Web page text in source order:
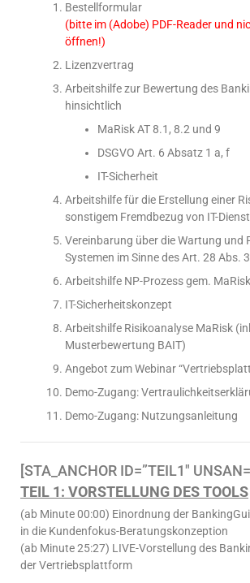
Bestellformular
(bitte im (Adobe) PDF-Reader und
öffnen!)
Lizenzvertrag
Arbeitshilfe zur Bewertung des
hinsichtlich
MaRisk AT 8.1, 8.2 und 9
DSGVO Art. 6 Absatz 1 a, f
IT-Sicherheit
Arbeitshilfe für die Erstellung einer
sonstigem Fremdbezug von IT-
Vereinbarung über die Wartung und
Systemen im Sinne des Art. 28 Abs. 3
Arbeitshilfe NP-Prozess gem.
IT-Sicherheitskonzept
Arbeitshilfe Risikoanalyse MaRisk
Musterbewertung BAIT)
Angebot zum Webinar
Demo-Zugang:
Demo-Zugang: Nutzungsanleitung
[STA_ANCHOR ID=”TEIL1″
TEIL 1: VORSTELLUNG DES TOOLS
(ab Minute 00:00) Einordnung der
in die Kundenfokus-Beratungskonzeption
(ab Minute 25:27) LIVE-Vorstellung des
der Vertriebsplattform